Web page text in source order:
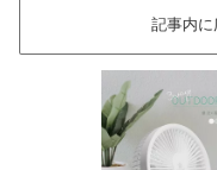
記事内に